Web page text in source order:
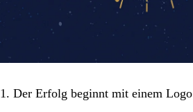
1. Der Erfolg beginnt mit einem Logo